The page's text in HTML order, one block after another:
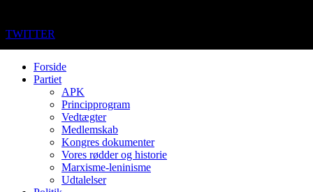
TWITTER
Forside
Partiet
APK
Principprogram
Vedtægter
Medlemskab
Kongres dokumenter
Vores rødder og historie
Marxisme-leninisme
Udtalelser